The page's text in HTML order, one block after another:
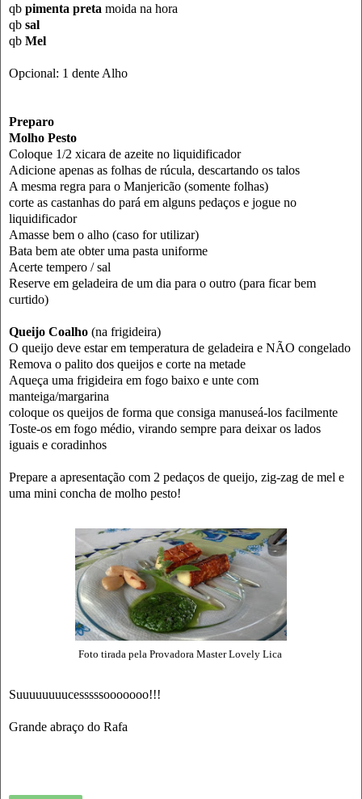
qb pimenta preta moida na hora
qb sal
qb Mel
Opcional: 1 dente Alho
Preparo
Molho Pesto
Coloque 1/2 xicara de azeite no liquidificador
Adicione apenas as folhas de rúcula, descartando os talos
A mesma regra para o Manjericão (somente folhas)
corte as castanhas do pará em alguns pedaços e jogue no
liquidificador
Amasse bem o alho (caso for utilizar)
Bata bem ate obter uma pasta uniforme
Acerte tempero / sal
Reserve em geladeira de um dia para o outro (para ficar bem
curtido)
Queijo Coalho (na frigideira)
O queijo deve estar em temperatura de geladeira e NÃO congelado
Remova o palito dos queijos e corte na metade
Aqueça uma frigideira em fogo baixo e unte com
manteiga/margarina
coloque os queijos de forma que consiga manuseá-los facilmente
Toste-os em fogo médio, virando sempre para deixar os lados
iguais e coradinhos
Prepare a apresentação com 2 pedaços de queijo, zig-zag de mel e
uma mini concha de molho pesto!
Foto tirada pela Provadora Master Lovely Lica
Suuuuuuuucesssssooooooo!!!
Grande abraço do Rafa